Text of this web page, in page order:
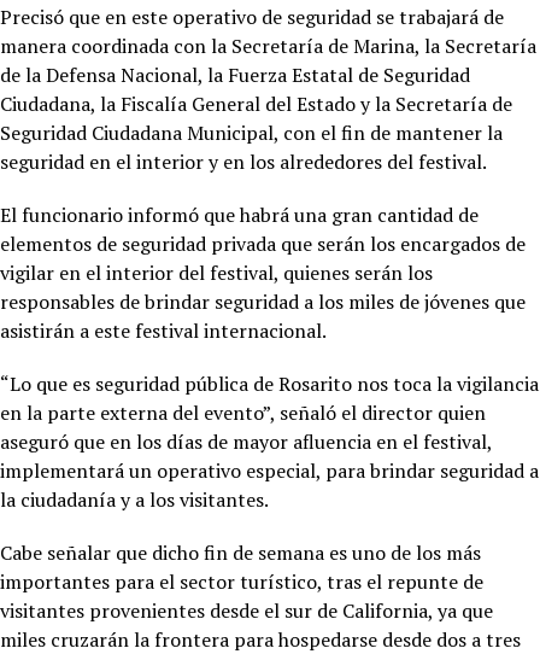
Precisó que en este operativo de seguridad se trabajará de
manera coordinada con la Secretaría de Marina, la Secretaría
de la Defensa Nacional, la Fuerza Estatal de Seguridad
Ciudadana, la Fiscalía General del Estado y la Secretaría de
Seguridad Ciudadana Municipal, con el fin de mantener la
seguridad en el interior y en los alrededores del festival.
El funcionario informó que habrá una gran cantidad de
elementos de seguridad privada que serán los encargados de
vigilar en el interior del festival, quienes serán los
responsables de brindar seguridad a los miles de jóvenes que
asistirán a este festival internacional.
“Lo que es seguridad pública de Rosarito nos toca la vigilancia
en la parte externa del evento”, señaló el director quien
aseguró que en los días de mayor afluencia en el festival,
implementará un operativo especial, para brindar seguridad a
la ciudadanía y a los visitantes.
Cabe señalar que dicho fin de semana es uno de los más
importantes para el sector turístico, tras el repunte de
visitantes provenientes desde el sur de California, ya que
miles cruzarán la frontera para hospedarse desde dos a tres